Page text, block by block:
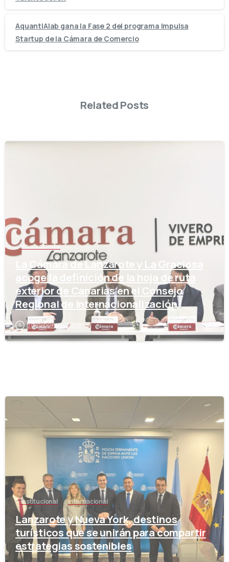
AquantIAlab gana la Fase 2 del programa Impulsa
Startup de la Cámara de Comercio
Related Posts
Internacional
La Cámara de Lanzarote y La Graciosa
acoge la definición de la hoja de ruta
exterior de Canarias en el Consejo
Regional de Internacionalización
5 de febrero de 2026
-
Institucional Internacional
Lanzarote y Nueva York, destinos
turísticos que se unirán para compartir
estrategias sostenibles